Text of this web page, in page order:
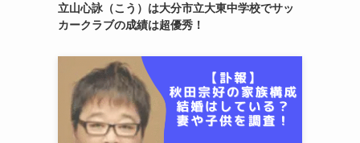
立山心詠（こう）は大分市立大東中学校でサッ
カークラブの成績は超優秀！